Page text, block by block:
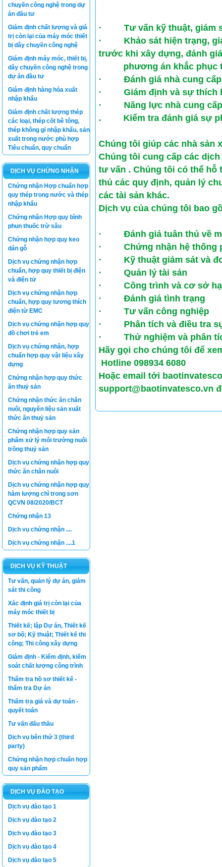
chuyền công nghệ trong dự
án đầu tư
Giám định chất lượng và giá
trị còn lại của máy móc thiết
bị dây chuyền công nghệ
Giám định máy móc, thiết bị,
dây chuyền công nghệ trong
dự án đầu tư
Giám định hàng hóa xuất
nhập khẩu
Giám định chất lượng thép
các loại, thép cốt bê tông,
thép không gỉ nhập khẩu, sản
xuất trong nước phù hợp
Tiêu chuẩn, quy chuẩn
DỊCH VỤ CHỨNG NHẬN
Chứng nhận Hợp chuẩn hợp
quy thép trong nước và thép
nhập khẩu
Chứng nhận Hợp quy bình
phun thuốc trừ sâu
Chứng nhận hợp quy keo
dán gỗ
Dịch vụ chứng nhận hợp
chuẩn, hợp quy thiết bị điện
và điện tử
Dịch vụ chứng nhận hợp
chuẩn, hợp quy tương thích
điện từ EMC
Dịch vụ chứng nhận hợp quy
đồ chơi trẻ em
Dịch vụ chứng nhận, hợp
chuẩn hợp quy vật liệu xây
dựng
Chứng nhận hợp quy thức
ăn thuỷ sản
Chứng nhận thức ăn chăn
nuôi, nguyên liệu sản xuất
thức ăn thuỷ sản
Chứng nhận hợp quy sản
phẩm xử lý môi trường nuôi
trồng thuỷ sản
Dịch vụ chứng nhận hợp quy
thức ăn chăn nuôi
Dịch vụ chứng nhận hợp quy
hàm lượng chì trong sơn
QCVN 08/2020/BCT
Chứng nhận 13
Dịch vụ chứng nhận ....
Dịch vụ chứng nhận ....1
DỊCH VỤ KỸ THUẬT
Tư vấn, quản lý dự án, giám
sát thi công
Xác định giá trị còn lại của
máy móc thiết bị
Thiết kế; lập Dự án, Thiết kế
sơ bộ; Kỹ thuật; Thiết kế thi
công; Thi công xây dựng
Giám định - Kiểm định, kiểm
soát chất lượng công trình
Thẩm tra hồ sơ thiết kế -
thẩm tra Dự án
Thẩm tra giá và dự toán -
quyết toán
Tư vấn đấu thầu
Dịch vụ bên thứ 3 (third
party)
Chứng nhận hợp chuẩn hợp
quy sản phẩm
DỊCH VỤ ĐÀO TẠO
Dịch vụ đào tạo 1
Dịch vụ đào tạo 2
Dịch vụ đào tạo 3
Dịch vụ đào tạo 4
Dịch vụ đào tạo 5
· Tư vấn kỹ thuật, giám
· Khảo sát hiện trạng,
trước khi xây dựng, đánh
phương án khắc phục
· Đánh giá nhà cung cấp
· Giám định và sự thích
· Năng lực nhà cung cấp
. Kiểm tra đánh giá sự
Chúng tôi giúp các nhà sản
Chúng tôi cung cấp các
tư vấn . Chúng tôi có thể hỗ
thủ các quy định, quản lý
các tài sản khác.
Dịch vụ của chúng tôi bao g
· Đánh giá tuân thủ về
· Chứng nhận hệ thống
· Kỹ thuật giám sát và đo
· Quản lý tài sản
· Công trình và cơ sở hạ
· Đánh giá tình trạng
· Tư vấn công nghiệp
· Phân tích và điều tra
· Thử nghiệm và phân
Hãy gọi cho chúng tôi để
Hotline 098934 6080
Hoặc email tới
support@baotinvatesco.vn